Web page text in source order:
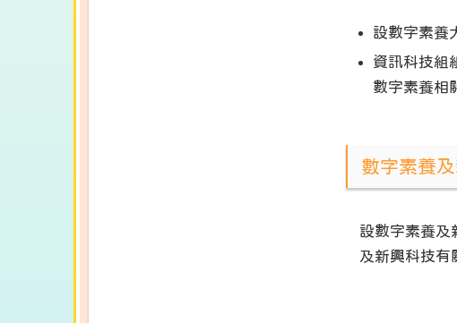
設數字素養
資訊科技組
數字素養相
數字素養
設數字素養及
及新興科技有